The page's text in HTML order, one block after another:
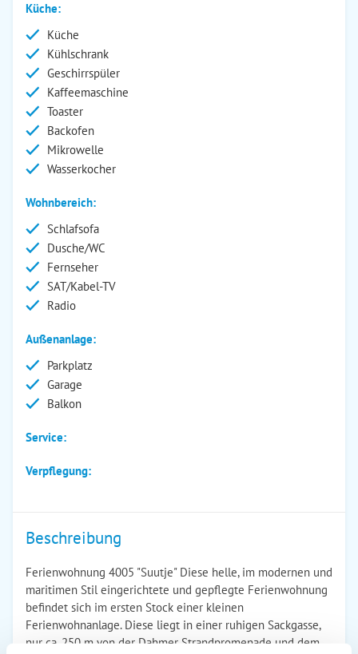
Küche:
Küche
Kühlschrank
Geschirrspüler
Kaffeemaschine
Toaster
Backofen
Mikrowelle
Wasserkocher
Wohnbereich:
Schlafsofa
Dusche/WC
Fernseher
SAT/Kabel-TV
Radio
Außenanlage:
Parkplatz
Garage
Balkon
Service:
Verpflegung:
Beschreibung
Ferienwohnung 4005 "Suutje" Diese helle, im modernen und
maritimen Stil eingerichtete und gepflegte Ferienwohnung
befindet sich im ersten Stock einer kleinen
Ferienwohnanlage. Diese liegt in einer ruhigen Sackgasse,
nur ca. 250 m von der Dahmer Strandpromenade und dem